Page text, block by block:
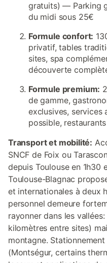
gratuits) — Parking
du midi sous 25€
Formule confort:
privatif, tables
sites, spa
découverte
Formule premium:
de gamme,
exclusives,
possible,
Transport et mobilité:
SNCF de Foix ou
depuis Toulouse en 1h30
Toulouse-Blagnac
et internationales à deux
personnel demeure
rayonner dans les
kilomètres entre sites)
montagne.
(Montségur, certains